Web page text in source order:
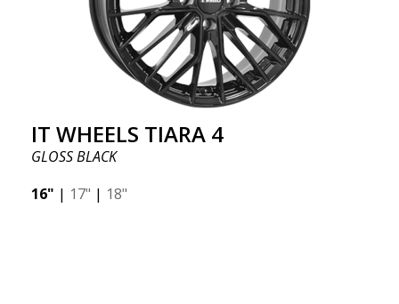
IT WHEELS TIARA 4
GLOSS BLACK
16" | 17" | 18"